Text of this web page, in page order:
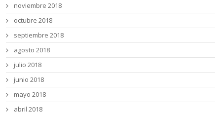
noviembre 2018
octubre 2018
septiembre 2018
agosto 2018
julio 2018
junio 2018
mayo 2018
abril 2018